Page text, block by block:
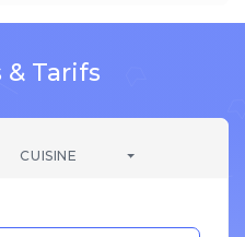
& Tarifs
CUISINE